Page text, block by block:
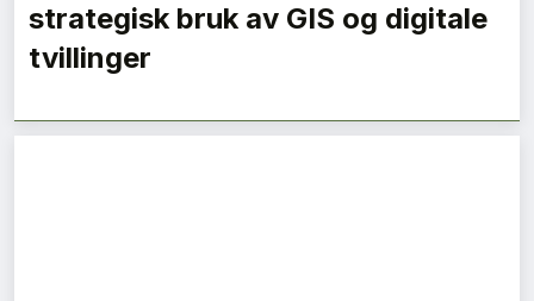
strategisk bruk av GIS og digitale
tvillinger